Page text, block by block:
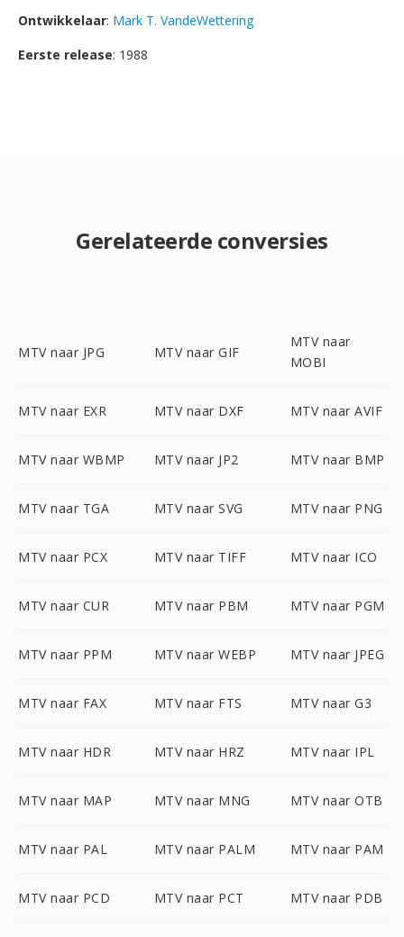
Ontwikkelaar: Mark T. VandeWettering
Eerste release: 1988
Gerelateerde conversies
MTV naar JPG MTV naar GIF
MTV naar
MOBI
MTV naar EXR MTV naar DXF MTV naar AVIF
MTV naar WBMP MTV naar JP2 MTV naar BMP
MTV naar TGA MTV naar SVG MTV naar PNG
MTV naar PCX MTV naar TIFF MTV naar ICO
MTV naar CUR MTV naar PBM MTV naar PGM
MTV naar PPM MTV naar WEBP MTV naar JPEG
MTV naar FAX MTV naar FTS MTV naar G3
MTV naar HDR MTV naar HRZ MTV naar IPL
MTV naar MAP MTV naar MNG MTV naar OTB
MTV naar PAL MTV naar PALM MTV naar PAM
MTV naar PCD MTV naar PCT MTV naar PDB